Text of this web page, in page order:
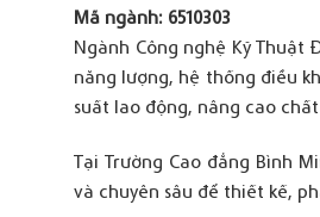
Mã ngành: 6510303
Ngành Công nghệ Kỹ
năng lượng, hệ thống điều
suất lao động, nâng cao
Tại Trường Cao đẳng Bình
và chuyên sâu để thiết kế,